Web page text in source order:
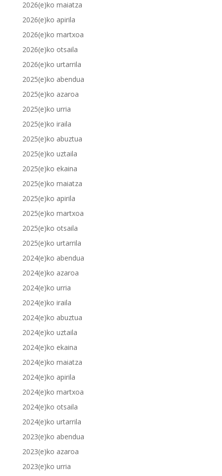
2026(e)ko maiatza
2026(e)ko apirila
2026(e)ko martxoa
2026(e)ko otsaila
2026(e)ko urtarrila
2025(e)ko abendua
2025(e)ko azaroa
2025(e)ko urria
2025(e)ko iraila
2025(e)ko abuztua
2025(e)ko uztaila
2025(e)ko ekaina
2025(e)ko maiatza
2025(e)ko apirila
2025(e)ko martxoa
2025(e)ko otsaila
2025(e)ko urtarrila
2024(e)ko abendua
2024(e)ko azaroa
2024(e)ko urria
2024(e)ko iraila
2024(e)ko abuztua
2024(e)ko uztaila
2024(e)ko ekaina
2024(e)ko maiatza
2024(e)ko apirila
2024(e)ko martxoa
2024(e)ko otsaila
2024(e)ko urtarrila
2023(e)ko abendua
2023(e)ko azaroa
2023(e)ko urria